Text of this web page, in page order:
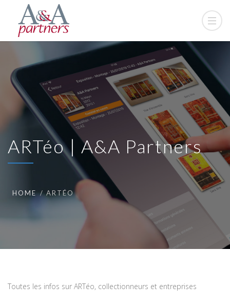
ARTéo | A&A Partners
HOME ARTÉO
Toutes les infos sur ARTéo, collectionneurs et entreprises